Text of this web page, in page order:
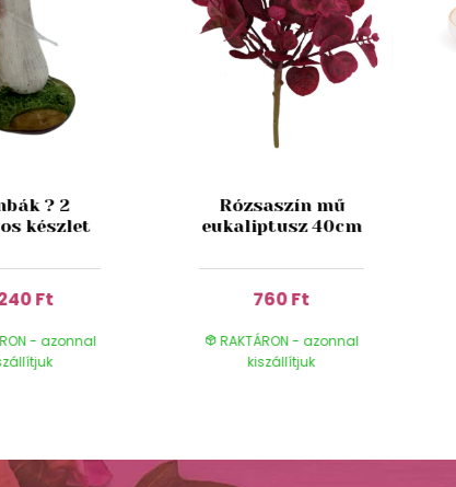
? 2
készlet
Ft
- azonnal
Rózsaszín mű
eukaliptusz 40cm
760 Ft
RAKTÁRON - azonnal
kiszállítjuk